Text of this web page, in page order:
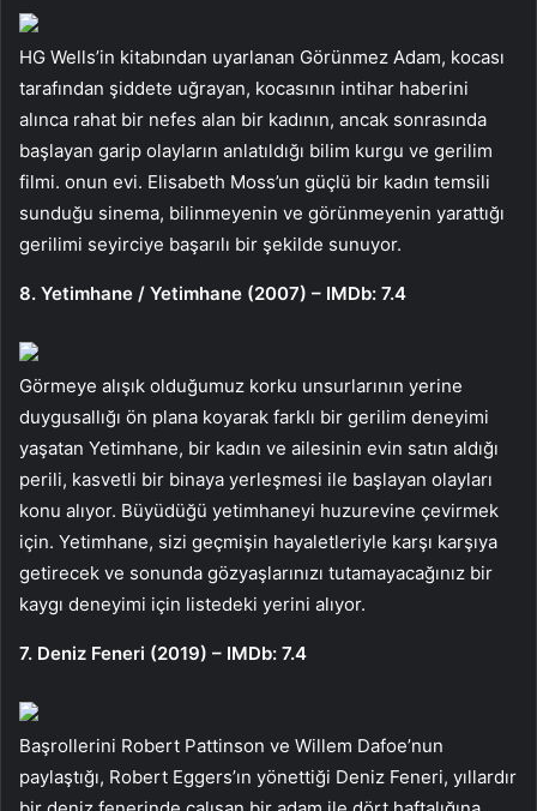
HG Wells’in kitabından uyarlanan Görünmez Adam, kocası
tarafından şiddete uğrayan, kocasının intihar haberini
alınca rahat bir nefes alan bir kadının, ancak sonrasında
başlayan garip olayların anlatıldığı bilim kurgu ve gerilim
filmi. onun evi. Elisabeth Moss’un güçlü bir kadın temsili
sunduğu sinema, bilinmeyenin ve görünmeyenin yarattığı
gerilimi seyirciye başarılı bir şekilde sunuyor.
8. Yetimhane / Yetimhane (2007) – IMDb: 7.4
Görmeye alışık olduğumuz korku unsurlarının yerine
duygusallığı ön plana koyarak farklı bir gerilim deneyimi
yaşatan Yetimhane, bir kadın ve ailesinin evin satın aldığı
perili, kasvetli bir binaya yerleşmesi ile başlayan olayları
konu alıyor. Büyüdüğü yetimhaneyi huzurevine çevirmek
için. Yetimhane, sizi geçmişin hayaletleriyle karşı karşıya
getirecek ve sonunda gözyaşlarınızı tutamayacağınız bir
kaygı deneyimi için listedeki yerini alıyor.
7. Deniz Feneri (2019) – IMDb: 7.4
Başrollerini Robert Pattinson ve Willem Dafoe’nun
paylaştığı, Robert Eggers’ın yönettiği Deniz Feneri, yıllardır